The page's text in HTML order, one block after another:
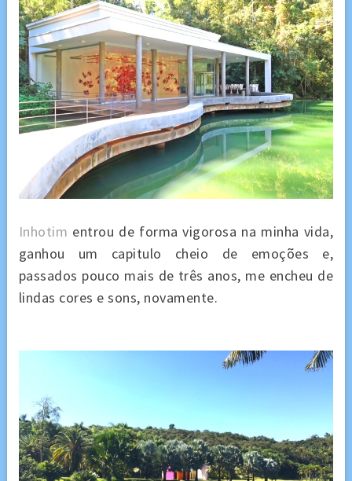
Inhotim entrou de forma vigorosa na minha vida,
ganhou um capitulo cheio de emoções e,
passados pouco mais de três anos, me encheu de
lindas cores e sons, novamente.